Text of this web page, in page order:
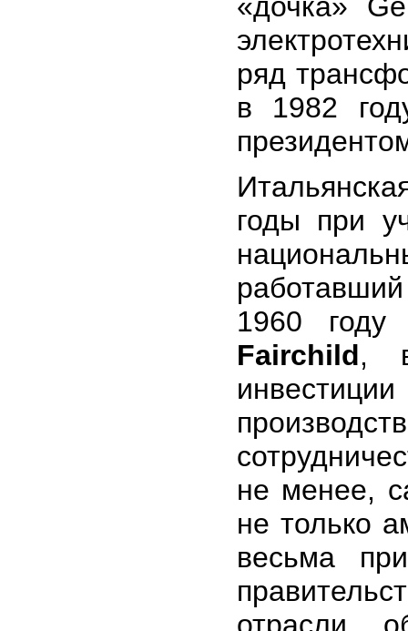
«дочка»
ряд
в 1982
годы при
1960 году
Fairchild,
не менее,
не только
весьма